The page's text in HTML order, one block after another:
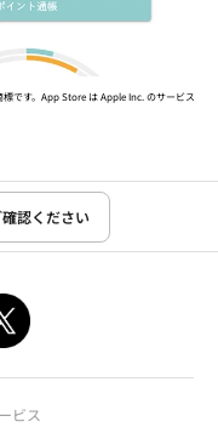
です。App Store は Apple Inc. のサービス
認ください
ビス